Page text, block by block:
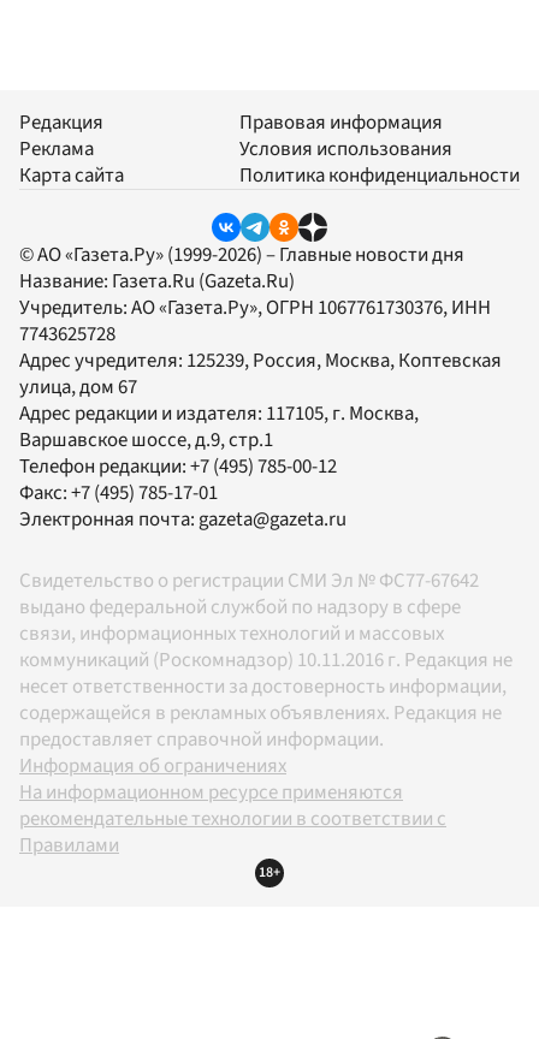
Редакция
Реклама
Карта сайта
Правовая информация
Условия использования
Политика конфиденциальности
© АО «Газета.Ру» (1999-2026) – Главные новости дня
Название: Газета.Ru (Gazeta.Ru)
Учредитель:АО «Газета.Ру», ОГРН 1067761730376, ИНН
7743625728
Адрес учредителя: 125239, Россия, Москва, Коптевская
улица, дом 67
Адрес редакции и издателя: 117105, г. Москва,
Варшавское шоссе, д.9, стр.1
Телефон редакции:+7 (495) 785-00-12
Факс:+7 (495) 785-17-01
Электронная почта: gazeta@gazeta.ru
Свидетельство о регистрации СМИ Эл № ФС77-67642
выдано федеральной службой по надзору в сфере
связи, информационных технологий и массовых
коммуникаций (Роскомнадзор) 10.11.2016 г. Редакция не
несет ответственности за достоверность информации,
содержащейся в рекламных объявлениях. Редакция не
предоставляет справочной информации.
Информация об ограничениях
На информационном ресурсе применяются
рекомендательные технологии в соответствии с
Правилами
18+